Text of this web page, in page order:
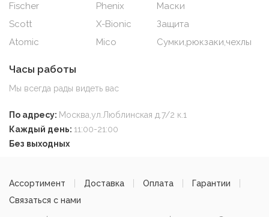
Fischer
Scott
Atomic
Phenix
X-Bionic
Mico
Маски
Защита
Сумки,рюкзаки,чехлы
Часы работы
Мы всегда рады видеть вас
По адресу: Москва,ул.Люблинская д.7/2 к.1
Каждый день: 11:00-21:00
Без выходных
Ассортимент Доставка Оплата
Гарантии
Связаться с нами